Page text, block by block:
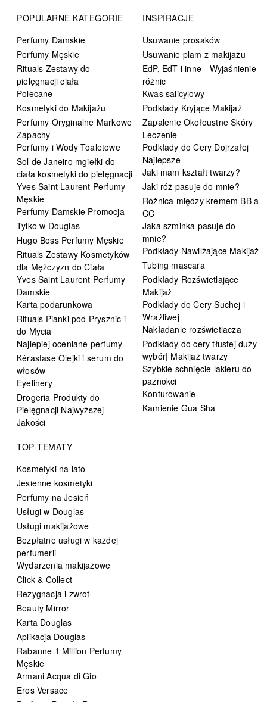
POPULARNE KATEGORIE
Perfumy Damskie
Perfumy Męskie
Rituals Zestawy do
pielęgnacji ciała
Polecane
Kosmetyki do Makijażu
Perfumy Oryginalne Markowe
Zapachy
Perfumy i Wody Toaletowe
Sol de Janeiro mgiełki do
ciała kosmetyki do pielęgnacji
Yves Saint Laurent Perfumy
Męskie
Perfumy Damskie Promocja
Tylko w Douglas
Hugo Boss Perfumy Męskie
Rituals Zestawy Kosmetyków
dla Mężczyzn do Ciała
Yves Saint Laurent Perfumy
Damskie
Karta podarunkowa
Rituals Pianki pod Prysznic i
do Mycia
Najlepiej oceniane perfumy
Kérastase Olejki i serum do
włosów
Eyelinery
Drogeria Produkty do
Pielęgnacji Najwyższej
Jakości
INSPIRACJE
Usuwanie prosaków
Usuwanie plam z makijażu
EdP, EdT i inne - Wyjaśnienie
różnic
Kwas salicylowy
Podkłady Kryjące Makijaż
Zapalenie Okołoustne Skóry
Leczenie
Podkłady do Cery Dojrzałej
Najlepsze
Jaki mam kształt twarzy?
Jaki róż pasuje do mnie?
Różnica między kremem BB a
CC
Jaka szminka pasuje do
mnie?
Podkłady Nawilżające Makijaż
Tubing mascara
Podkłady Rozświetlające
Makijaż
Podkłady do Cery Suchej i
Wrażliwej
Nakładanie rozświetlacza
Podkłady do cery tłustej duży
wybór| Makijaż twarzy
Szybkie schnięcie lakieru do
paznokci
Konturowanie
Kamienie Gua Sha
TOP TEMATY
Kosmetyki na lato
Jesienne kosmetyki
Perfumy na Jesień
Usługi w Douglas
Usługi makijażowe
Bezpłatne usługi w każdej
perfumerii
Wydarzenia makijażowe
Click & Collect
Rezygnacja i zwrot
Beauty Mirror
Karta Douglas
Aplikacja Douglas
Rabanne 1 Million Perfumy
Męskie
Armani Acqua di Gio
Eros Versace